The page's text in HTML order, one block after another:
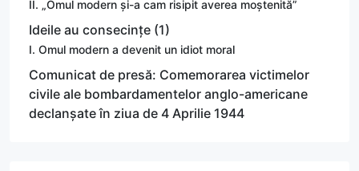
II. „Omul modern și-a cam risipit averea moștenită”
Ideile au consecințe (1)
I. Omul modern a devenit un idiot moral
Comunicat de presă: Comemorarea victimelor
civile ale bombardamentelor anglo-americane
declanșate în ziua de 4 Aprilie 1944